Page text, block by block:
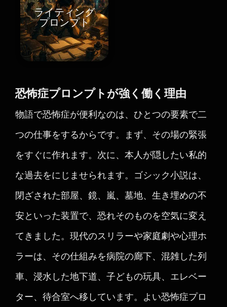
ライティング
プロンプト
恐怖症プロンプトが強く働く理由
物語で恐怖症が便利なのは、ひとつの要素で二
つの仕事をするからです。まず、その場の緊張
をすぐに作れます。次に、本人が隠したい私的
な過去をにじませられます。ゴシック小説は、
閉ざされた部屋、鏡、嵐、墓地、生き埋めの不
安といった装置で、恐れそのものを空気に変え
てきました。現代のスリラーや家庭劇や心理ホ
ラーは、その仕組みを病院の廊下、混雑した列
車、浸水した地下道、子どもの玩具、エレベー
ター、待合室へ移しています。よい恐怖症プロ